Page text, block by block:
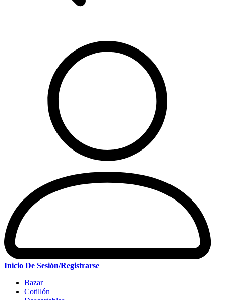
Inicio De Sesión/Registrarse
Bazar
Cotillón